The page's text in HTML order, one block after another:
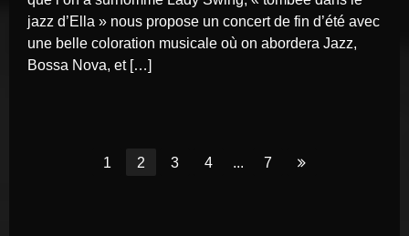
jazz d’Ella » nous propose un concert de fin d’été avec
une belle coloration musicale où on abordera Jazz,
Bossa Nova, et […]
Aller
1
Aller
2
Aller
3
Aller
4 ...
Aller
7